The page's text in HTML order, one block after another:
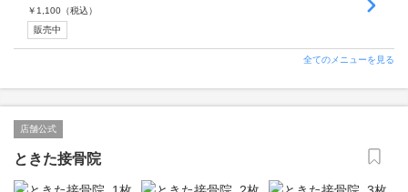
￥ 1,100 （税込）
販売中
全てのメニューを見る
店舗公式
ときた接骨院